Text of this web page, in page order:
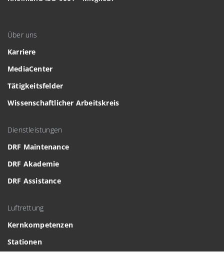
Über uns
Karriere
MediaCenter
Tätigkeitsfelder
Wissenschaftlicher Arbeitskreis
Dienstleistungen
DRF Maintenance
DRF Akademie
DRF Assistance
Luftrettung
Kernkompetenzen
Stationen